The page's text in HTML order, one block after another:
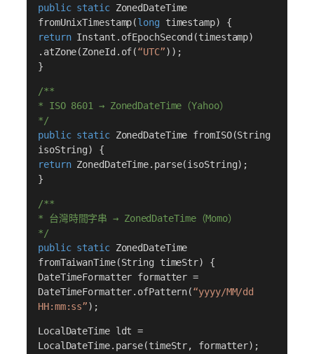
public staticZonedDateTime
fromUnixTimestamp(long timestamp) {
returnInstant.ofEpochSecond(timestamp)
.atZone(ZoneId.of(“UTC”));
}
/**
* ISO 8601 → ZonedDateTime（Yahoo）
*/
public staticZonedDateTime fromISO(String
isoString) {
returnZonedDateTime.parse(isoString);
}
/**
* 台灣時間字串 → ZonedDateTime（Momo）
*/
public staticZonedDateTime
fromTaiwanTime(String timeStr) {
DateTimeFormatter formatter =
DateTimeFormatter.ofPattern(“yyyy/MM/dd
HH:mm:ss”);
LocalDateTime ldt =
LocalDateTime.parse(timeStr, formatter);